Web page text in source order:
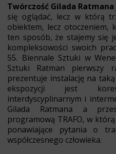
Twórczość Gilada
się oglądać, lecz w którą
obiektem, lecz otoczeniem,
ten sposób, że stajemy się
kompleksowości swoich
55. Biennale Sztuki w
Sztuki Ratman pierwszy
prezentuje instalację na
ekspozycji jest
interdyscyplinarnym i
Gilada Ratmana a
programową TRAFO, w
ponawiające pytania o
współczesnego człowieka.